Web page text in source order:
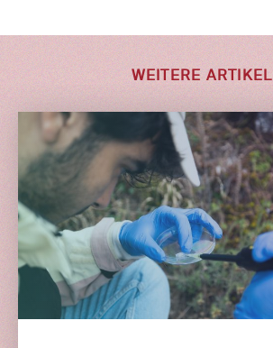
WEITERE ARTIKEL